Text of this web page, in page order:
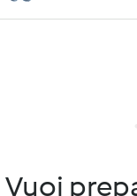
Vuoi